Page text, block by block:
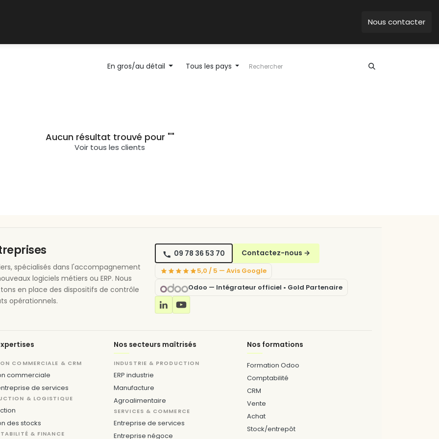
Nous contacter
En gros/au détail Tous les pays
Aucun résultat trouvé pour ""
Voir tous les clients
spécialisés dans l'accompagnement
logiciels métiers ou ERP. Nous
en place des dispositifs de contrôle
opérationnels.
09 78 36 53 70 Contactez-nous →
5,0 / 5 — Avis Google
Odoo — Intégrateur officiel • Gold Partenaire
COMMERCIALE & CRM
commerciale
de services
& LOGISTIQUE
des stocks
& FINANCE
Nos secteurs maîtrisés
INDUSTRIE & PRODUCTION
ERP industrie
Manufacture
Agroalimentaire
SERVICES & COMMERCE
Entreprise de services
Entreprise négoce
Nos formations
Formation Odoo
Comptabilité
CRM
Vente
Achat
Stock/entrepôt